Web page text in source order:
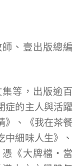
、壹出版總編
等，出版逾百
症的主人與活躍
》、《我在茶餐
細味人生》、
憑《大牌檔‧當